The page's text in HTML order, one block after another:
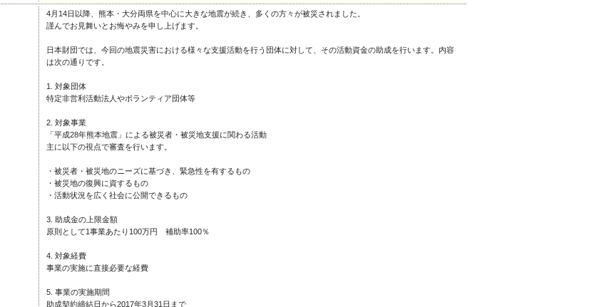
4月14日以降、熊本・大分両県を中心に大きな地震が続き、多くの方々が被災されました。
謹んでお見舞いとお悔やみを申し上げます。
日本財団では、今回の地震災害における様々な支援活動を行う団体に対して、その活動資金の助成を行います。内容
は次の通りです。
1. 対象団体
特定非営利活動法人やボランティア団体等
2. 対象事業
「平成28年熊本地震」による被災者・被災地支援に関わる活動
主に以下の視点で審査を行います。
・被災者・被災地のニーズに基づき、緊急性を有するもの
・被災地の復興に資するもの
・活動状況を広く社会に公開できるもの
3. 助成金の上限金額
原則として1事業あたり100万円 補助率100％
4. 対象経費
事業の実施に直接必要な経費
5. 事業の実施期間
助成契約締結日から2017年3月31日まで